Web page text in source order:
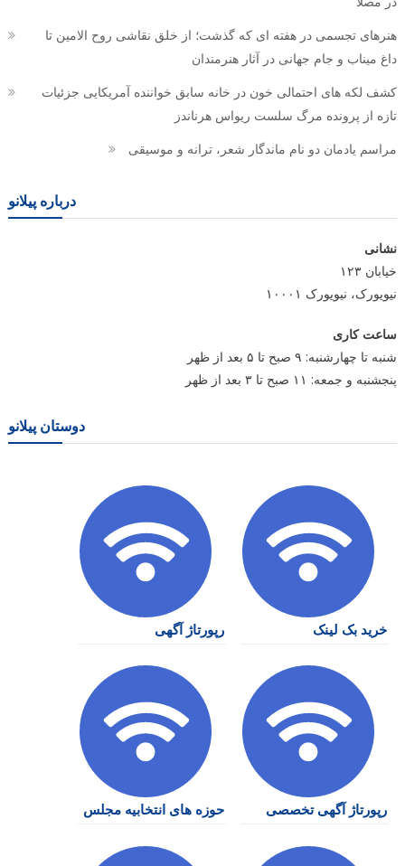
هنرهای تجسمی در هفته ای که گذشت؛ از خلق نقاشی روح الامین تا
داغ میناب و جام جهانی در آثار هنرمندان
کشف لکه های احتمالی خون در خانه سابق خواننده آمریکایی جزئیات
تازه از پرونده مرگ سلست ریواس هرناندز
مراسم یادمان دو نام ماندگار شعر، ترانه و موسیقی
درباره پیلانو
نشانی
خیابان ۱۲۳
نیویورک، نیویورک ۱۰۰۰۱
ساعت کاری
شنبه تا چهارشنبه: ۹ صبح تا ۵ بعد از ظهر
پنجشنبه و جمعه: ۱۱ صبح تا ۳ بعد از ظهر
دوستان پیلانو
خرید بک لینک رپورتاژ آگهی
رپورتاژ آگهی تخصصی حوزه های انتخابیه مجلس